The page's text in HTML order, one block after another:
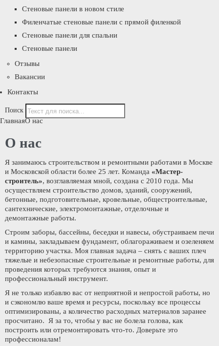
Стеновые панели в новом стиле
Филенчатые стеновые панели с прямой филенкой
Стеновые панели для спальни
Стеновые панели
Отзывы
Вакансии
Контакты
Поиск
ГлавнаяО нас
О нас
Я занимаюсь строительством и ремонтными работами в Москве
и Московской области более 25 лет. Команда «Мастер-
строитель», возглавляемая мной, создана с 2010 года. Мы
осуществляем строительство домов, зданий, сооружений,
бетонные, подготовительные, кровельные, общестроительные,
сантехнические, электромонтажные, отделочные и
демонтажные работы.
Строим заборы, бассейны, беседки и навесы, обустраиваем печи
и камины, закладываем фундамент, облагораживаем и озеленяем
территорию участка. Моя главная задача – снять с ваших плеч
тяжелые и небезопасные строительные и ремонтные работы, для
проведения которых требуются знания, опыт и
профессиональный инструмент.
Я не только избавлю вас от неприятной и непростой работы, но
и сэкономлю ваше время и ресурсы, поскольку все процессы
оптимизированы, а количество расходных материалов заранее
просчитано. Я за то, чтобы у вас не болела голова, как
построить или отремонтировать что-то. Доверьте это
профессионалам!